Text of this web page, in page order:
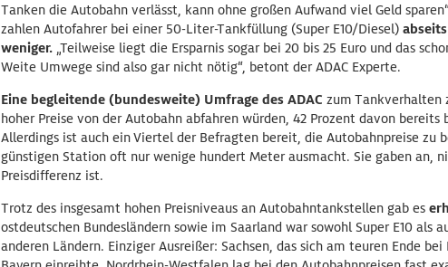
Tanken die Autobahn verlässt, kann ohne großen Aufwand viel Geld
zahlen Autofahrer bei einer 50-Liter-Tankfüllung (Super E10/Diesel) a
weniger. „Teilweise liegt die Ersparnis sogar bei 20 bis 25 Euro und das
Weite Umwege sind also gar nicht nötig“, betont der ADAC Experte.
Eine begleitende (bundesweite) Umfrage des ADAC zum Tankverhalten
hoher Preise von der Autobahn abfahren würden, 42 Prozent davon bereits
Allerdings ist auch ein Viertel der Befragten bereit, die Autobahnpreise zu
günstigen Station oft nur wenige hundert Meter ausmacht. Sie gaben an,
Preisdifferenz ist.
Trotz des insgesamt hohen Preisniveaus an Autobahntankstellen gab es
ostdeutschen Bundesländern sowie im Saarland war sowohl Super E10 als
anderen Ländern. Einziger Ausreißer: Sachsen, das sich am teuren Ende